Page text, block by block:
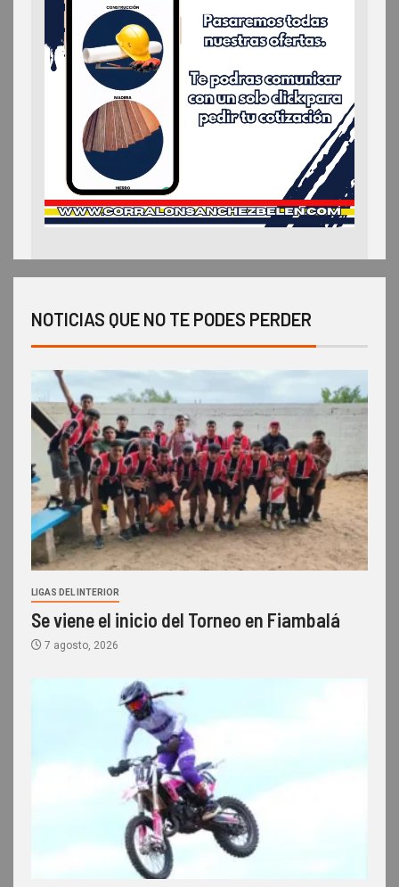
NOTICIAS QUE NO TE PODES PERDER
LIGAS DEL INTERIOR
Se viene el inicio del Torneo en Fiambalá
7 agosto, 2026